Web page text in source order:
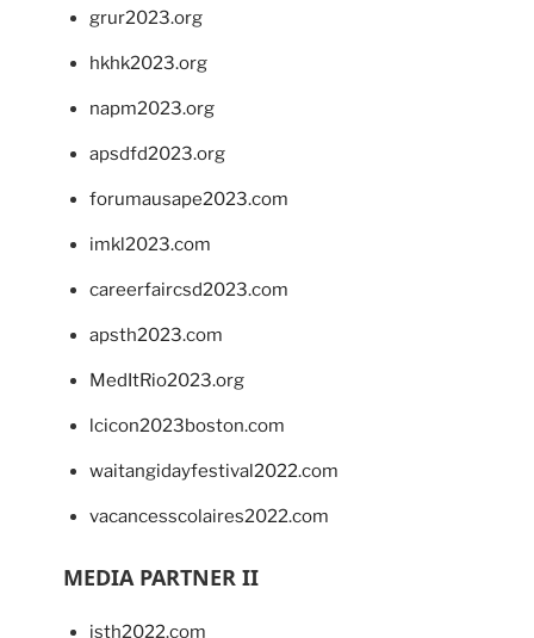
grur2023.org
hkhk2023.org
napm2023.org
apsdfd2023.org
forumausape2023.com
imkl2023.com
careerfaircsd2023.com
apsth2023.com
MedItRio2023.org
lcicon2023boston.com
waitangidayfestival2022.com
vacancesscolaires2022.com
MEDIA PARTNER II
isth2022.com